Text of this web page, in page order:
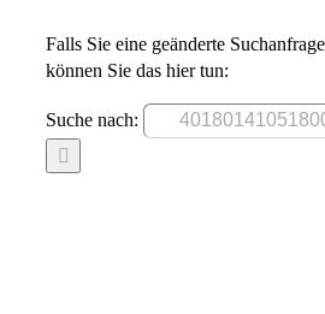
Falls Sie eine geänderte
können Sie das hier tun:
Suche nach: